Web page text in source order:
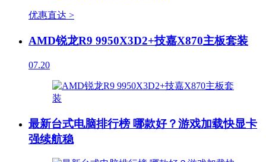
优惠直达 >
AMD锐龙R9 9950X3D2+技嘉X870主板套装
07.20
最新台式电脑排行榜 哪款好？游戏加载快显卡
强续航稳